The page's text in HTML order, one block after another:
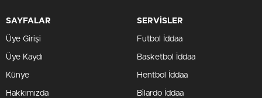
SAYFALAR
Üye Girişi
Üye Kaydı
Künye
Hakkımızda
SERVİSLER
Futbol İddaa
Basketbol İddaa
Hentbol İddaa
Bilardo İddaa